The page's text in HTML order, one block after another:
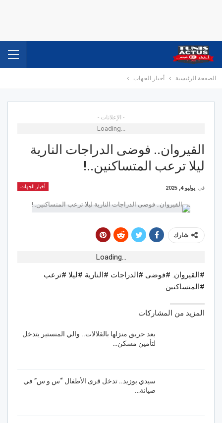
الصفحة الرئيسية أخبار الجهات
- الإعلانات -
Loading...
القيروان.. فوضى الدراجات النارية
ليلا ترعب المتساكنين..!
أخبار الجهات في يوليو 4, 2025
شارك
Loading...
#القيروان. #فوضى #الدراجات #النارية #ليلا #ترعب
#المتساكنين.
المزيد من المشاركات
بعد حريق منزلها بالقلالات.. والي المنستير يتدخل
لتأمين مسكن…
سيدي بوزيد.. تدخل قرى الأطفال “س و س” في
صيانة…